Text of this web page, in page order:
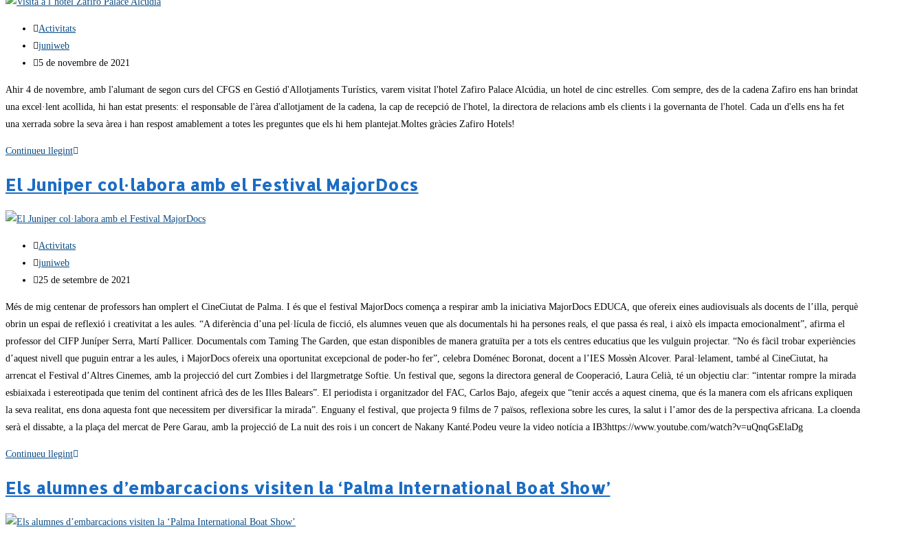
Activitats
juniweb
5 de novembre de 2021
Ahir 4 de novembre, amb l'alumant de segon curs del CFGS en Gestió d'Allotjaments Turístics, varem visitat l'hotel Zafiro Palace Alcúdia, un hotel de cinc estrelles. Com sempre, des de la cadena Zafiro ens han brindat
una excel·lent acollida, hi han estat presents: el responsable de l'àrea d'allotjament de la cadena, la cap de recepció de l'hotel, la directora de relacions amb els clients i la governanta de l'hotel. Cada un d'ells ens ha fet
una xerrada sobre la seva àrea i han respost amablement a totes les preguntes que els hi hem plantejat.Moltes gràcies Zafiro Hotels!
Continueu llegint
El Juniper col·labora amb el Festival MajorDocs
Activitats
juniweb
25 de setembre de 2021
Més de mig centenar de professors han omplert el CineCiutat de Palma. I és que el festival MajorDocs comença a respirar amb la iniciativa MajorDocs EDUCA, que ofereix eines audiovisuals als docents de l’illa, perquè
obrin un espai de reflexió i creativitat a les aules. “A diferència d’una pel·lícula de ficció, els alumnes veuen que als documentals hi ha persones reals, el que passa és real, i això els impacta emocionalment”, afirma el
professor del CIFP Juníper Serra, Martí Pallicer. Documentals com Taming The Garden, que estan disponibles de manera gratuïta per a tots els centres educatius que les vulguin projectar. “No és fàcil trobar experiències
d’aquest nivell que puguin entrar a les aules, i MajorDocs ofereix una oportunitat excepcional de poder-ho fer”, celebra Doménec Boronat, docent a l’IES Mossèn Alcover. Paral·lelament, també al CineCiutat, ha
arrencat el Festival d’Altres Cinemes, amb la projecció del curt Zombies i del llargmetratge Softie. Un festival que, segons la directora general de Cooperació, Laura Celià, té un objectiu clar: “intentar rompre la mirada
esbiaixada i estereotipada que tenim del continent africà des de les Illes Balears”. El periodista i organitzador del FAC, Carlos Bajo, afegeix que “tenir accés a aquest cinema, que és la manera com els africans expliquen
la seva realitat, ens dona aquesta font que necessitem per diversificar la mirada”. Enguany el festival, que projecta 9 films de 7 països, reflexiona sobre les cures, la salut i l’amor des de la perspectiva africana. La cloenda
serà el dissabte, a la plaça del mercat de Pere Garau, amb la projecció de La nuit des rois i un concert de Nakany Kanté.Podeu veure la video notícia a IB3https://www.youtube.com/watch?v=uQnqGsElaDg
Continueu llegint
Els alumnes d’embarcacions visiten la ‘Palma International Boat Show’